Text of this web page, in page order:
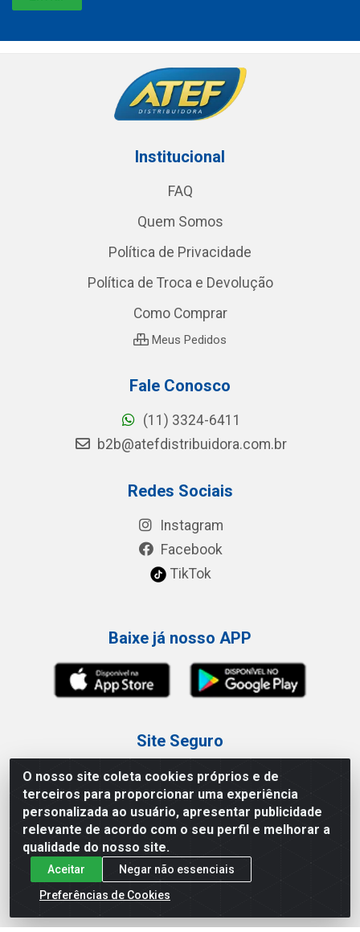
O nosso site coleta cookies próprios e de
terceiros para proporcionar uma experiência
personalizada ao usuário, apresentar publicidade
relevante de acordo com o seu perfil e melhorar a
qualidade do nosso site.
Aceitar
Negar não essenciais
Preferências de Cookies
Institucional
FAQ
Quem Somos
Política de Privacidade
Política de Troca e Devolução
Como Comprar
Meus Pedidos
Fale Conosco
(11) 3324-6411
b2b@atefdistribuidora.com.br
Redes Sociais
Instagram
Facebook
TikTok
Baixe já nosso APP
Site Seguro
Loja / Showroom
Tel.: (11) 3227-0546
Av Vautier, 587/597 - Pari - São Paulo/SP